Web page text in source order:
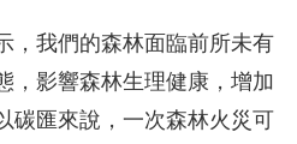
，我們的森林面臨前所未有
，影響森林生理健康，增加
碳匯來說，一次森林火災可